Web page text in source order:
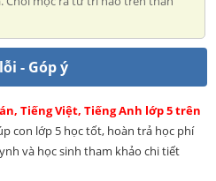
- Góp ý
Tiếng Việt, Tiếng Anh lớp 5 trên
con lớp 5 học tốt, hoàn trả học phí
và học sinh tham khảo chi tiết